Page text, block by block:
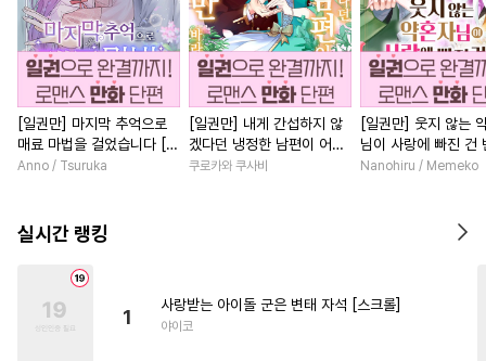
[일권만] 마지막 추억으로
매료 마법을 걸었습니다 [단
행본]
Anno / Tsuruka
[일권만] 내게 간섭하지 않
겠다던 냉정한 남편이 어째
선지 저만 바라봅니다 [단행
쿠로카와 쿠사비
[일권만] 웃지 않는
님이 사랑에 빠진 건
저인 것 같습니다 [
Nanohiru / Memeko
실시간 랭킹
1
사랑받는 아이돌 군은 변태 자석 [스크롤]
야이코